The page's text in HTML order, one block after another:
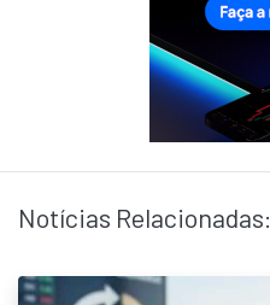
Notícias Relacionadas: